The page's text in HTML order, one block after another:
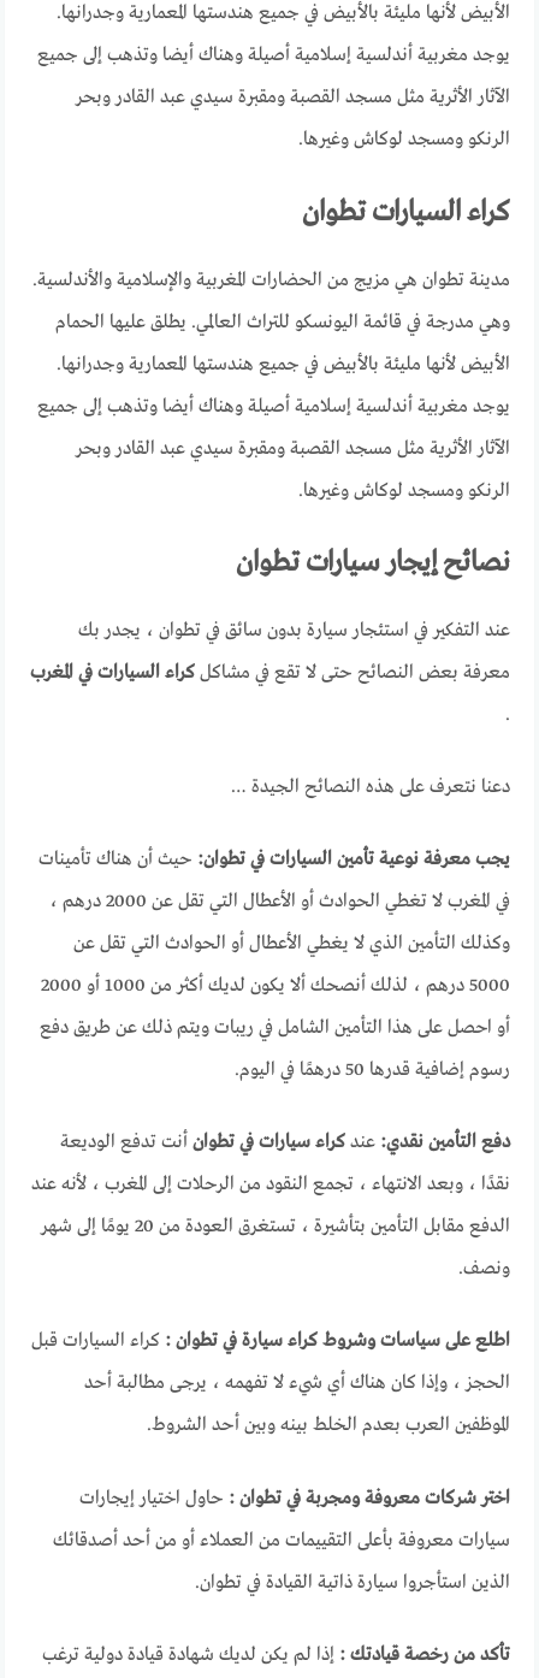
الأبيض لأنها مليئة بالأبيض في جميع هندستها المعمارية وجدرانها.
يوجد مغربية أندلسية إسلامية أصيلة وهناك أيضا وتذهب إلى جميع
الآثار الأثرية مثل مسجد القصبة ومقبرة سيدي عبد القادر وبحر
الرنكو ومسجد لوكاش وغيرها.
كراء السيارات تطوان
مدينة تطوان هي مزيج من الحضارات المغربية والإسلامية والأندلسية.
وهي مدرجة في قائمة اليونسكو للتراث العالمي. يطلق عليها الحمام
الأبيض لأنها مليئة بالأبيض في جميع هندستها المعمارية وجدرانها.
يوجد مغربية أندلسية إسلامية أصيلة وهناك أيضا وتذهب إلى جميع
الآثار الأثرية مثل مسجد القصبة ومقبرة سيدي عبد القادر وبحر
الرنكو ومسجد لوكاش وغيرها.
نصائح إيجار سيارات تطوان
عند التفكير في استئجار سيارة بدون سائق في تطوان ، يجدر بك
معرفة بعض النصائح حتى لا تقع في مشاكل كراء السيارات في المغرب
.
دعنا نتعرف على هذه النصائح الجيدة …
يجب معرفة نوعية تأمين السيارات في تطوان: حيث أن هناك تأمينات
في المغرب لا تغطي الحوادث أو الأعطال التي تقل عن 2000 درهم ،
وكذلك التأمين الذي لا يغطي الأعطال أو الحوادث التي تقل عن
5000 درهم ، لذلك أنصحك ألا يكون لديك أكثر من 1000 أو 2000
أو احصل على هذا التأمين الشامل في ريبات ويتم ذلك عن طريق دفع
رسوم إضافية قدرها 50 درهمًا في اليوم.
دفع التأمين نقدي: عندكراء سيارات في تطوان أنت تدفع الوديعة
نقدًا ، وبعد الانتهاء ، تجمع النقود من الرحلات إلى المغرب ، لأنه عند
الدفع مقابل التأمين بتأشيرة ، تستغرق العودة من 20 يومًا إلى شهر
ونصف.
اطلع على سياسات وشروط كراء سيارة في تطوان : كراء السيارات قبل
الحجز ، وإذا كان هناك أي شيء لا تفهمه ، يرجى مطالبة أحد
الموظفين العرب بعدم الخلط بينه وبين أحد الشروط.
اختر شركات معروفة ومجربة في تطوان : حاول اختيار إيجارات
سيارات معروفة بأعلى التقييمات من العملاء أو من أحد أصدقائك
الذين استأجروا سيارة ذاتية القيادة في تطوان.
تأكد من رخصة قيادتك : إذا لم يكن لديك شهادة قيادة دولية ترغب